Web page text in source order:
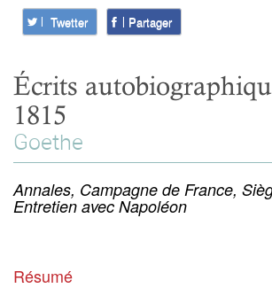
Twetter Partager
Écrits
1815
Goethe
Annales, Campagne de France,
Entretien avec Napoléon
Résumé